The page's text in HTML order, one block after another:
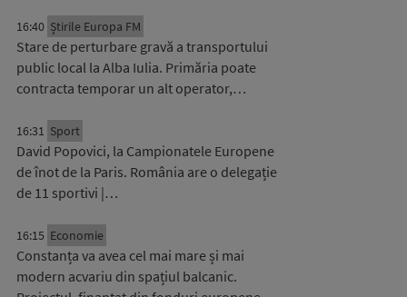
16:40 Știrile Europa FM
Stare de perturbare gravă a transportului
public local la Alba Iulia. Primăria poate
contracta temporar un alt operator,…
16:31 Sport
David Popovici, la Campionatele Europene
de înot de la Paris. România are o delegație
de 11 sportivi |…
16:15 Economie
Constanța va avea cel mai mare și mai
modern acvariu din spațiul balcanic.